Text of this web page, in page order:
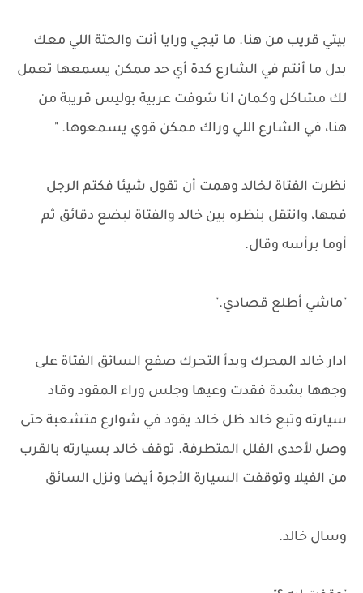
بيتي قريب من هنا. ما تيجي ورايا أنت والحتة اللي معك
بدل ما أنتم في الشارع كدة أي حد ممكن يسمعها تعمل
لك مشاكل وكمان انا شوفت عربية بوليس قريبة من
هنا، في الشارع اللي وراك ممكن قوي يسمعوها. "
نظرت الفتاة لخالد وهمت أن تقول شيئا فكتم الرجل
فمها، وانتقل بنظره بين خالد والفتاة لبضع دقائق ثم
أوما برأسه وقال.
"ماشي أطلع قصادي."
ادار خالد المحرك وبدأ التحرك صفع السائق الفتاة على
وجهها بشدة فقدت وعيها وجلس وراء المقود وقاد
سيارته وتبع خالد ظل خالد يقود في شوارع متشعبة حتى
وصل لأحدى الفلل المتطرفة. توقف خالد بسيارته بالقرب
من الفيلا وتوقفت السيارة الأجرة أيضا ونزل السائق
وسال خالد.